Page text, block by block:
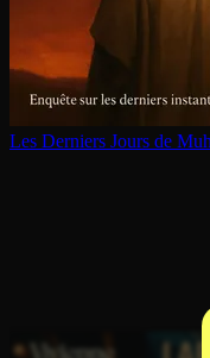
Les Derniers Jours de